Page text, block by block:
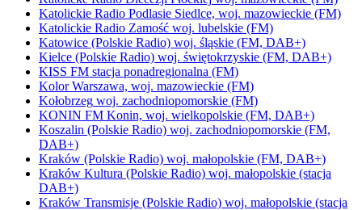
Katolickie Radio Podlasie Siedlce, woj. mazowieckie (FM)
Katolickie Radio Zamość woj. lubelskie (FM)
Katowice (Polskie Radio) woj. śląskie (FM, DAB+)
Kielce (Polskie Radio) woj. świętokrzyskie (FM, DAB+)
KISS FM stacja ponadregionalna (FM)
KolorWarszawa, woj. mazowieckie (FM)
Kołobrzeg woj. zachodniopomorskie (FM)
KONIN FM Konin, woj. wielkopolskie (FM, DAB+)
Koszalin (Polskie Radio) woj. zachodniopomorskie (FM,
DAB+)
Kraków (Polskie Radio) woj. małopolskie (FM, DAB+)
Kraków Kultura (Polskie Radio) woj. małopolskie (stacja
DAB+)
Kraków Transmisje (Polskie Radio) woj. małopolskie (stacja